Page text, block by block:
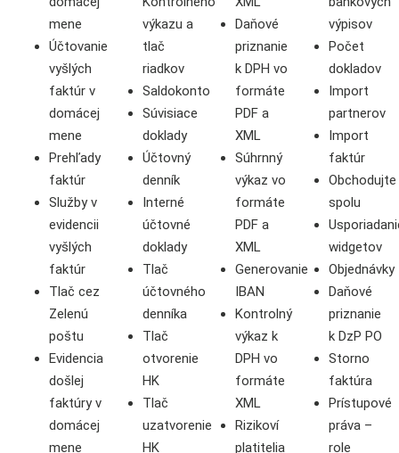
mene
Účtovanie
vyšlých
faktúr v
domácej
mene
Prehľady
faktúr
Služby v
evidencii
vyšlých
faktúr
Tlač cez
Zelenú
poštu
Evidencia
došlej
faktúry v
domácej
mene
výkazu a
tlač
riadkov
Saldokonto
Súvisiace
doklady
Účtovný
denník
Interné
účtovné
doklady
Tlač
účtovného
denníka
Tlač
otvorenie
HK
Tlač
uzatvorenie
HK
Daňové
priznanie
k DPH vo
formáte
PDF a
XML
Súhrnný
výkaz vo
formáte
PDF a
XML
Generovanie
IBAN
Kontrolný
výkaz k
DPH vo
formáte
XML
Rizikoví
platitelia
výpisov
Počet
dokladov
Import
partnerov
Import
faktúr
Obchodujte
spolu
widgetov
Objednávky
Daňové
priznanie
k DzP PO
Storno
faktúra
Prístupové
práva –
role